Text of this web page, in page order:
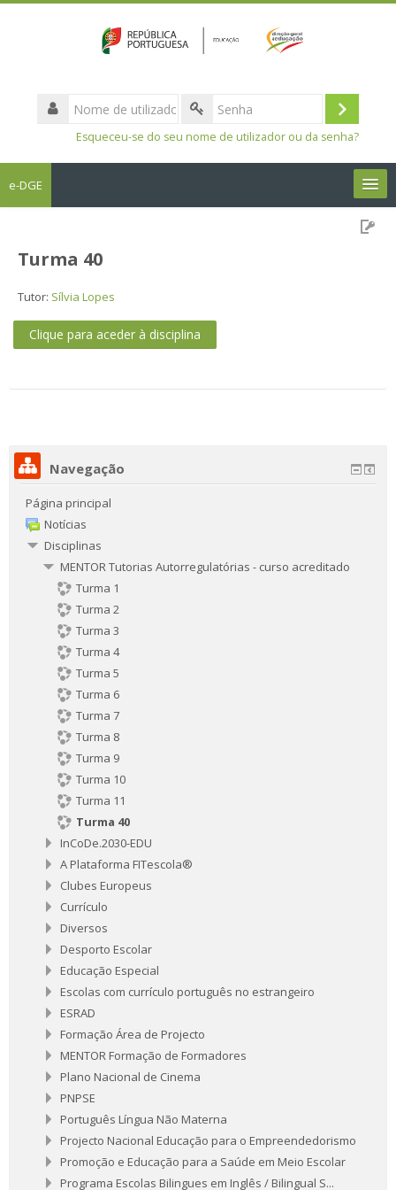
Nome
de
utilizador
Entrar
Esqueceu-se do seu nome de utilizador ou da senha?
e-DGE
Turma 40
Tutor: Sílvia Lopes
Clique para aceder à disciplina
Navegação
Página principal
Notícias
Disciplinas
MENTOR Tutorias Autorregulatórias - curso acreditado
Turma 1
Turma 2
Turma 3
Turma 4
Turma 5
Turma 6
Turma 7
Turma 8
Turma 9
Turma 10
Turma 11
Turma 40
InCoDe.2030-EDU
A Plataforma FITescola®
Clubes Europeus
Currículo
Diversos
Desporto Escolar
Educação Especial
Escolas com currículo português no estrangeiro
ESRAD
Formação Área de Projecto
MENTOR Formação de Formadores
Plano Nacional de Cinema
PNPSE
Português Língua Não Materna
Projecto Nacional Educação para o Empreendedorismo
Promoção e Educação para a Saúde em Meio Escolar
Programa Escolas Bilingues em Inglês / Bilingual S...